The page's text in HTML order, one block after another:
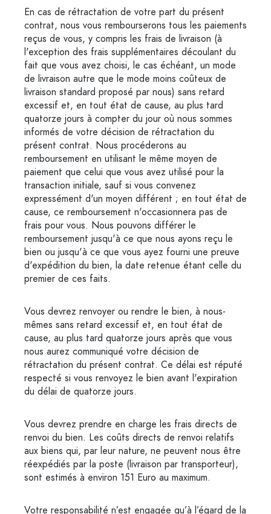
En cas de rétractation de votre part du présent
contrat, nous vous rembourserons tous les paiements
reçus de vous, y compris les frais de livraison (à
l'exception des frais supplémentaires découlant du
fait que vous avez choisi, le cas échéant, un mode
de livraison autre que le mode moins coûteux de
livraison standard proposé par nous) sans retard
excessif et, en tout état de cause, au plus tard
quatorze jours à compter du jour où nous sommes
informés de votre décision de rétractation du
présent contrat. Nous procéderons au
remboursement en utilisant le même moyen de
paiement que celui que vous avez utilisé pour la
transaction initiale, sauf si vous convenez
expressément d'un moyen différent ; en tout état de
cause, ce remboursement n'occasionnera pas de
frais pour vous. Nous pouvons différer le
remboursement jusqu'à ce que nous ayons reçu le
bien ou jusqu'à ce que vous ayez fourni une preuve
d'expédition du bien, la date retenue étant celle du
premier de ces faits.
Vous devrez renvoyer ou rendre le bien, à nous-
mêmes sans retard excessif et, en tout état de
cause, au plus tard quatorze jours après que vous
nous aurez communiqué votre décision de
rétractation du présent contrat. Ce délai est réputé
respecté si vous renvoyez le bien avant l'expiration
du délai de quatorze jours.
Vous devrez prendre en charge les frais directs de
renvoi du bien. Les coûts directs de renvoi relatifs
aux biens qui, par leur nature, ne peuvent nous être
réexpédiés par la poste (livraison par transporteur),
sont estimés à environ 151 Euro au maximum.
Votre responsabilité n’est engagée qu’à l’égard de la